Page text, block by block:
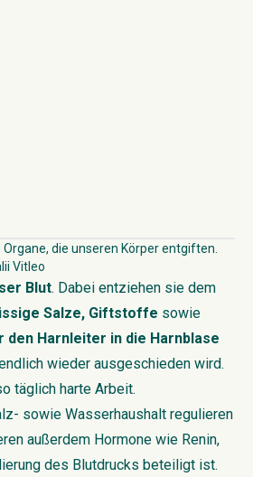
Organe, die unseren Körper entgiften.
Vitleo
Blut. Dabei entziehen sie dem
Salze, Giftstoffe sowie
den Harnleiter in die Harnblase
wieder ausgeschieden wird.
täglich harte Arbeit.
sowie Wasserhaushalt regulieren
außerdem Hormone wie Renin,
des Blutdrucks beteiligt ist.